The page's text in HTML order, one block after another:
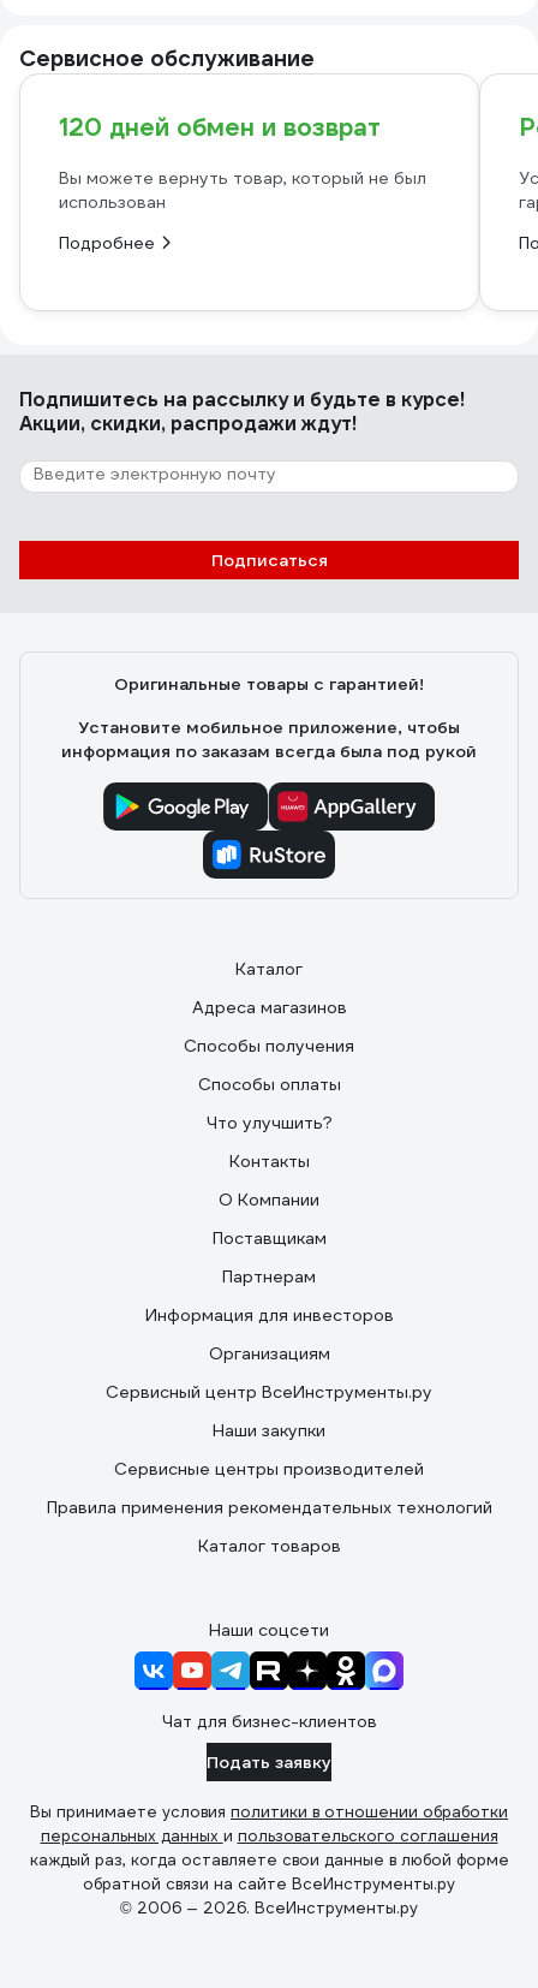
Сервисное обслуживание
120 дней обмен и возврат
Вы можете вернуть товар, который не был
использован
Подробнее
Подпишитесь на рассылкуи будьте в курсе!
Акции, скидки, распродажи ждут!
Подписаться
Оригинальные товары с гарантией!
Установите мобильное приложение, чтобы
информация по заказам всегда была под рукой
Каталог
Адреса магазинов
Способы получения
Способы оплаты
Что улучшить?
Контакты
О Компании
Поставщикам
Партнерам
Информация для инвесторов
Организациям
Сервисный центр ВсеИнструменты.ру
Наши закупки
Сервисные центры производителей
Правила применения рекомендательных технологий
Каталог товаров
Наши соцсети
Чат для бизнес-клиентов
Подать заявку
Вы принимаете условия политики в отношении обработки
персональных данных и пользовательского соглашения
каждый раз, когда оставляете свои данные в любой форме
обратной связи на сайте ВсеИнструменты.ру
© 2006 — 2026. ВсеИнструменты.ру